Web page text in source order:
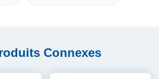
Connexes